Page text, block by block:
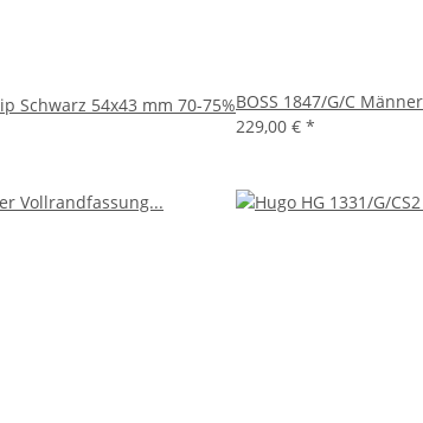
Schwarz 54x43 mm 70-75%BOSS 1847/G/C
229,00 € *